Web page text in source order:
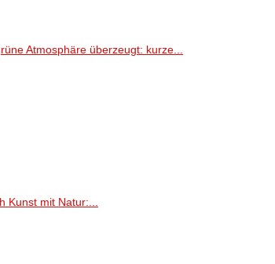
Atmosphäre überzeugt: kurze...
Kunst mit Natur:...